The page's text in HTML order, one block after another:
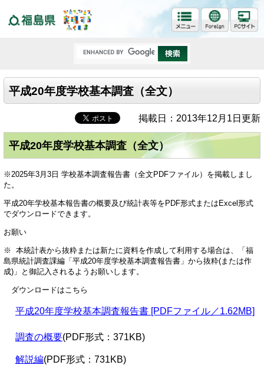
平成20年度学校基本調査（全文）
掲載日：2013年12月1日更新
平成20年度学校基本調査（全文）
※2025年3月3日 学校基本調査報告書（全文PDFファイル）を掲載しまし
た。
平成20年学校基本報告書の概要及び統計表等をPDF形式またはExcel形式
でダウンロードできます。
お願い
※ 本統計表から抜粋または新たに資料を作成して利用する場合は、「福
島県統計調査課編「平成20年度学校基本調査報告書」から抜粋(または作
成)」と御記入されるようお願いします。
ダウンロードはこちら
平成20年度学校基本調査報告書 [PDFファイル／1.62MB]
調査の概要(PDF形式：371KB)
解説編(PDF形式：731KB)